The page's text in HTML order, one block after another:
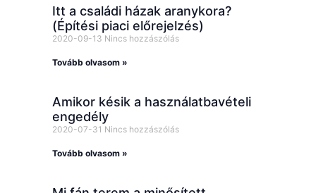
Itt a családi házak aranykora?
(Építési piaci előrejelzés)
2020-09-13 Nincs hozzászólás
Tovább olvasom »
Amikor késik a használatbavételi
engedély
2020-07-31 Nincs hozzászólás
Tovább olvasom »